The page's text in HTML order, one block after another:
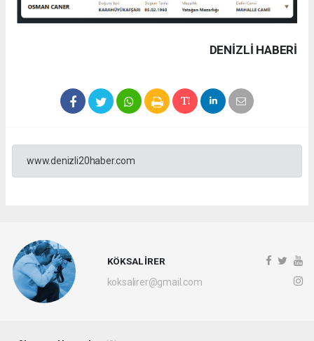
DENIZLI HABERİ
www.denizli20haber.com
KÖKSAL İRER
koksalirer@gmail.com